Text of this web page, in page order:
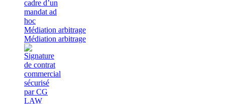
Médiation arbitrage
Médiation arbitrage